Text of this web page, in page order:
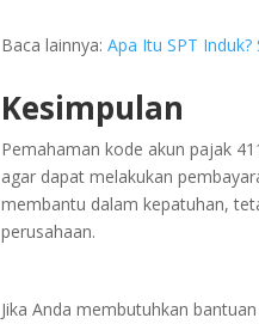
Baca lainnya:Apa Itu SPT
Kesimpulan
Pemahaman kode akun pajak
agar dapat melakukan
membantu dalam kepatuhan,
perusahaan.
Jika Anda membutuhkan